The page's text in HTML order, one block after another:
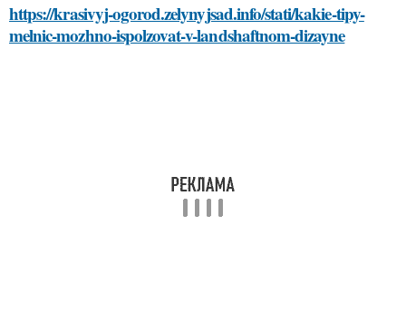
https://krasivyj-ogorod.zelynyjsad.info/stati/kakie-tipy-
melnic-mozhno-ispolzovat-v-landshaftnom-dizayne